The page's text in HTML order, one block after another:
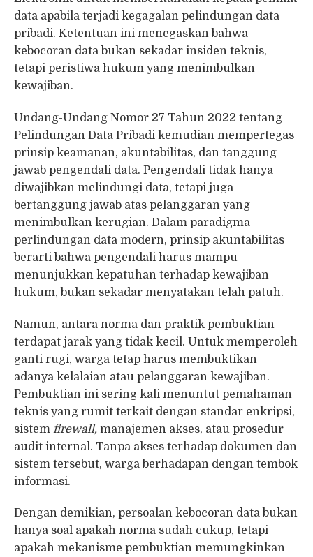
data apabila terjadi kegagalan pelindungan data
pribadi. Ketentuan ini menegaskan bahwa
kebocoran data bukan sekadar insiden teknis,
tetapi peristiwa hukum yang menimbulkan
kewajiban.
Undang-Undang Nomor 27 Tahun 2022 tentang
Pelindungan Data Pribadi kemudian mempertegas
prinsip keamanan, akuntabilitas, dan tanggung
jawab pengendali data. Pengendali tidak hanya
diwajibkan melindungi data, tetapi juga
bertanggung jawab atas pelanggaran yang
menimbulkan kerugian. Dalam paradigma
perlindungan data modern, prinsip akuntabilitas
berarti bahwa pengendali harus mampu
menunjukkan kepatuhan terhadap kewajiban
hukum, bukan sekadar menyatakan telah patuh.
Namun, antara norma dan praktik pembuktian
terdapat jarak yang tidak kecil. Untuk memperoleh
ganti rugi, warga tetap harus membuktikan
adanya kelalaian atau pelanggaran kewajiban.
Pembuktian ini sering kali menuntut pemahaman
teknis yang rumit terkait dengan standar enkripsi,
sistem firewall, manajemen akses, atau prosedur
audit internal. Tanpa akses terhadap dokumen dan
sistem tersebut, warga berhadapan dengan tembok
informasi.
Dengan demikian, persoalan kebocoran data bukan
hanya soal apakah norma sudah cukup, tetapi
apakah mekanisme pembuktian memungkinkan